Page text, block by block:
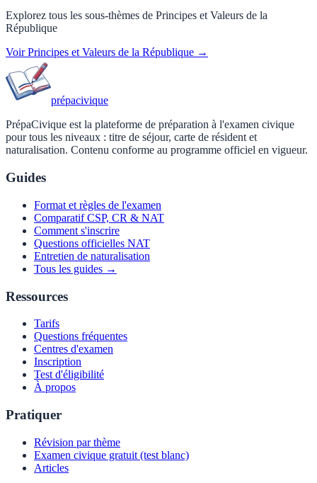
Explorez tous les sous-thèmes de Principes et Valeurs de la
République
VoirPrincipes et Valeurs de la République →
prépacivique
PrépaCivique est la plateforme de préparation à l'examen civique
pour tous les niveaux : titre de séjour, carte de résident et
naturalisation. Contenu conforme au programme officiel en vigueur.
Guides
Format et règles de l'examen
Comparatif CSP, CR & NAT
Comment s'inscrire
Questions officielles NAT
Entretien de naturalisation
Tous les guides →
Ressources
Tarifs
Questions fréquentes
Centres d'examen
Inscription
Test d'éligibilité
À propos
Pratiquer
Révision par thème
Examen civique gratuit (test blanc)
Articles